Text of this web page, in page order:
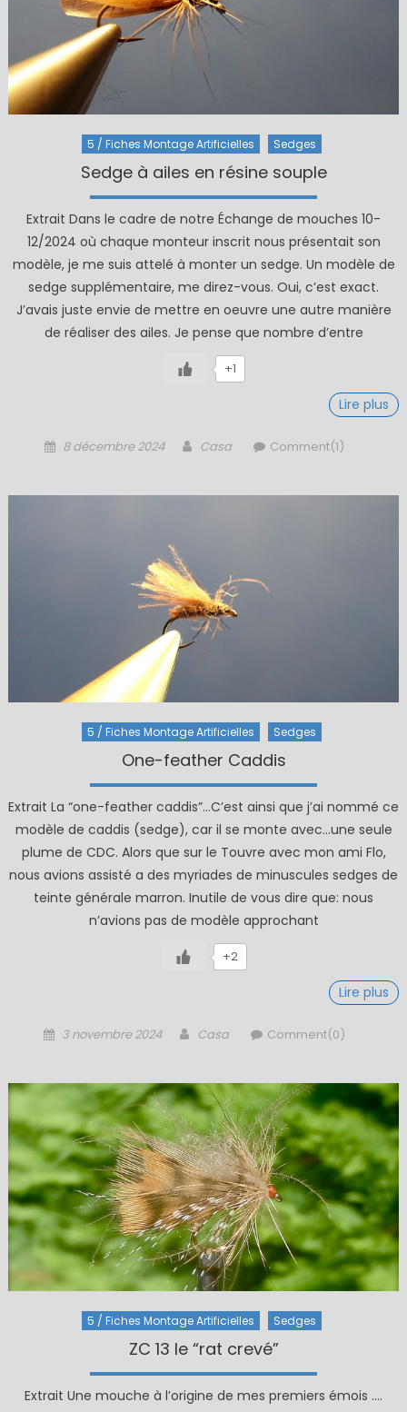
5 / Fiches Montage Artificielles Sedges
Sedge à ailes en résine souple
Extrait Dans le cadre de notre Échange de mouches 10-
12/2024 où chaque monteur inscrit nous présentait son
modèle, je me suis attelé à monter un sedge. Un modèle de
sedge supplémentaire, me direz-vous. Oui, c’est exact.
J’avais juste envie de mettre en oeuvre une autre manière
de réaliser des ailes. Je pense que nombre d’entre
+1
Lire plus
Posted
8 décembre 2024 Author
Casa Comment(1)
5 / Fiches Montage Artificielles Sedges
One-feather Caddis
Extrait La “one-feather caddis”…C’est ainsi que j’ai nommé ce
modèle de caddis (sedge), car il se monte avec…une seule
plume de CDC. Alors que sur le Touvre avec mon ami Flo,
nous avions assisté a des myriades de minuscules sedges de
teinte générale marron. Inutile de vous dire que: nous
n’avions pas de modèle approchant
+2
Lire plus
Posted
3 novembre 2024 Author
Casa Comment(0)
5 / Fiches Montage Artificielles Sedges
ZC 13 le “rat crevé”
Extrait Une mouche à l’origine de mes premiers émois ….